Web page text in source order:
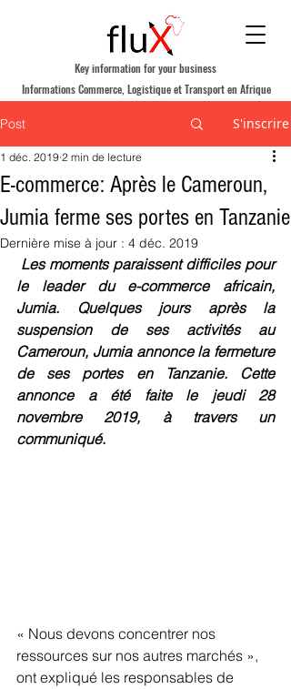
Informations Commerce, Logistique et Transport en Afrique
Key information for your business
Post S'inscrire
E-commerce: Après le Cameroun,
Jumia ferme ses portes en Tanzanie
1 déc. 2019 2 min de lecture
Dernière mise à jour : 4 déc. 2019
Les moments paraissent difficiles pour
le leader du e-commerce africain,
Jumia. Quelques jours après la
suspension de ses activités au
Cameroun, Jumia annonce la fermeture
de ses portes en Tanzanie. Cette
annonce a été faite le jeudi 28
novembre 2019, à travers un
communiqué.
« Nous devons concentrer nos
ressources sur nos autres marchés »,
ont expliqué les responsables de